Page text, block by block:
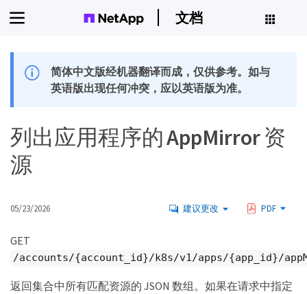
文档
简体中文版经机器翻译而成，仅供参考。如与
英语版出现任何冲突，应以英语版为准。
列出应用程序的 AppMirror 资
源
05/23/2026 建议更改 PDF
GET
/accounts/{account_id}/k8s/v1/apps/{app_id}/
返回集合中所有匹配资源的 JSON 数组。如果在请求中指定